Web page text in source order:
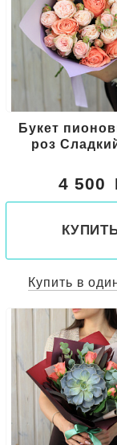
Букет
роз
4 500
Купить в